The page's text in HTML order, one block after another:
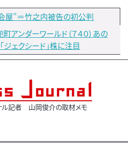
屋”＝竹之内被告の初公判
アンダーワールド（７４０）あの
ジェクシード」株に注目
ル記者 山岡俊介の取材メモ